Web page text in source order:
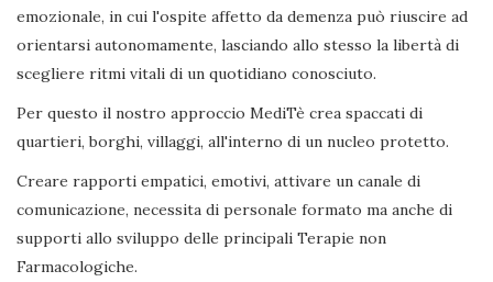
emozionale, in cui l'ospite affetto da demenza può riuscire ad
orientarsi autonomamente, lasciando allo stesso la libertà di
scegliere ritmi vitali di un quotidiano conosciuto.
Per questo il nostro approccio MediTè crea spaccati di
quartieri, borghi, villaggi, all'interno di un nucleo protetto.
Creare rapporti empatici, emotivi, attivare un canale di
comunicazione, necessita di personale formato ma anche di
supporti allo sviluppo delle principali Terapie non
Farmacologiche.